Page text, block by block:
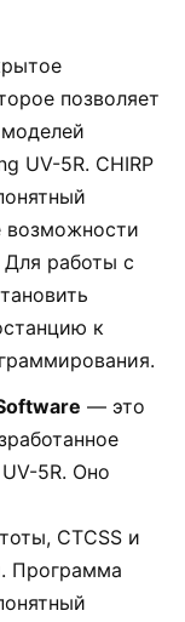
позволяет
UV-5R. CHIRP
возможности
работы с
к
— это
5R. Оно
CTCSS и
Программа